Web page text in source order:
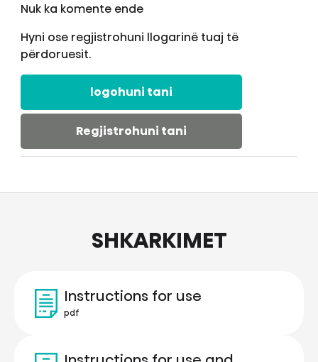
Nuk ka komente ende
Hyni ose regjistrohuni llogarinë tuaj të
përdoruesit.
logohuni tani
Regjistrohuni tani
SHKARKIMET
Instructions for use
pdf